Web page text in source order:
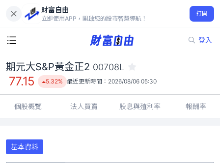
財富自由
立即使用APP，開啟您的股市智慧導航！
打開
登入
期元大S&P黃金正2 00708L
77.15
5.32%
期元大S&P黃金正2 00708L
77.15 5.32% 最近更新時間： 2026/08/06 05:30
個股概覽 法人買賣 股息與殖利率 報酬率
基本資料